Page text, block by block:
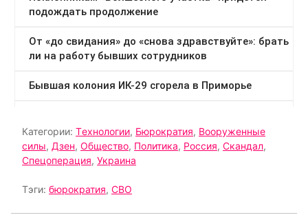
Категории: Tехнологии, Бюрократия, Вооруженные
силы, Дзен, Общество, Политика, Россия, Скандал,
Спецоперация, Украина
Тэги: бюрократия, СВО